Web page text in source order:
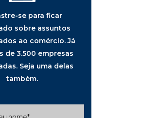
se para ficar
sobre assuntos
ao comércio. Já
de 3.500 empresas
Seja uma delas
também.